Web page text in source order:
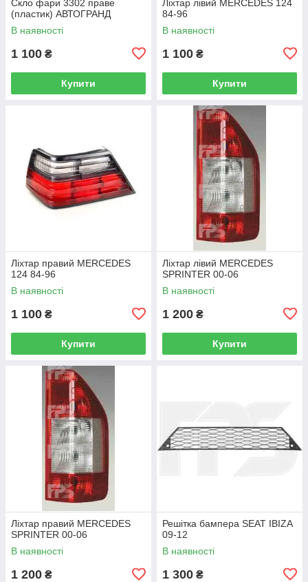
Скло фари 3302 праве
(пластик) АВТОГРАНД
В наявності
1 100 ₴
Купити
Ліхтар лівий MERCEDES 124
84-96
В наявності
1 100 ₴
Купити
Ліхтар правий MERCEDES
124 84-96
В наявності
1 100 ₴
Купити
Ліхтар лівий MERCEDES
SPRINTER 00-06
В наявності
1 200 ₴
Купити
Ліхтар правий MERCEDES
SPRINTER 00-06
В наявності
1 200 ₴
Решітка бампера SEAT IBIZA
09-12
В наявності
1 300 ₴